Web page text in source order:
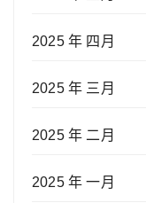
2025 年 四月
2025 年 三月
2025 年 二月
2025 年 一月